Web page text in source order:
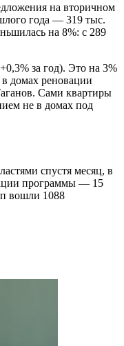
на вторичном
года — 319 тыс.
на 8%: с 289
за год). Это на 3%
домах реновации
Сами квартиры
не в домах под
спустя месяц, в
программы — 15
вошли 1088